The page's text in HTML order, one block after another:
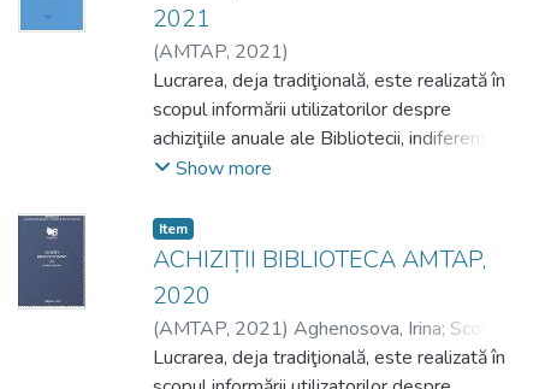
2021
(AMTAP, 2021)
Lucrarea, deja tradiţională, este realizată în
scopul informării utilizatorilor despre
achiziţiile anuale ale Bibliotecii, indiferent de
anul de apariţie. Este o publicaţie
colecţiilor Bibliotecii şi reprezintă un
instrument de lucru dinamic pentru toţi
utilizatorii, în vederea actualizării
programelor de studii, elaborării/redactării
referințelor bibliografice, efectuării
cercetărilor etc. Publicaţia contribuie
Show more
Item
ACHIZIȚII BIBLIOTECA AMTAP,
2020
(AMTAP, 2021) Aghenosova, Irina; Scorpan,
Irina
Lucrarea, deja tradiţională, este realizată în